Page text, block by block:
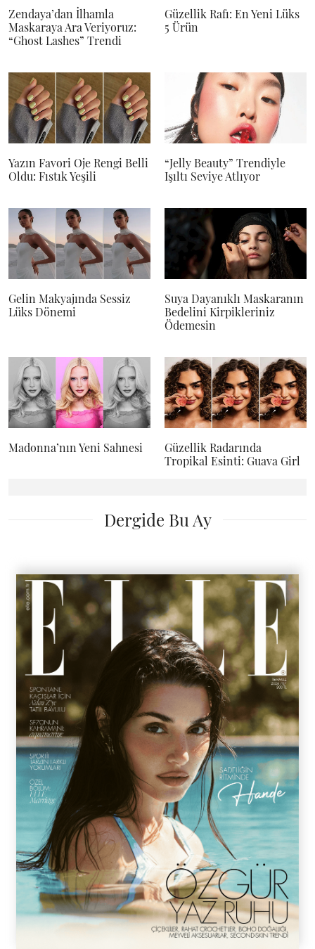
Zendaya’dan İlhamla
Maskaraya Ara Veriyoruz:
“Ghost Lashes” Trendi
Güzellik Rafı: En Yeni Lüks
5 Ürün
Yazın Favori Oje Rengi Belli
Oldu: Fıstık Yeşili
“Jelly Beauty” Trendiyle
Işıltı Seviye Atlıyor
Gelin Makyajında Sessiz
Lüks Dönemi
Suya Dayanıklı Maskaranın
Bedelini Kirpikleriniz
Ödemesin
Madonna’nın Yeni Sahnesi
Güzellik Radarında
Tropikal Esinti: Guava Girl
Dergide Bu Ay